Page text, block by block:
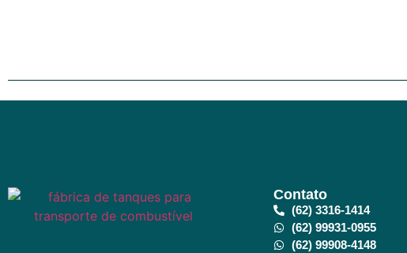
Contato
(62) 3316-1414
(62) 99931-0955
(62) 99908-4148